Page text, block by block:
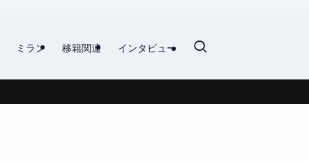
ミラン 移籍関連 インタビュー